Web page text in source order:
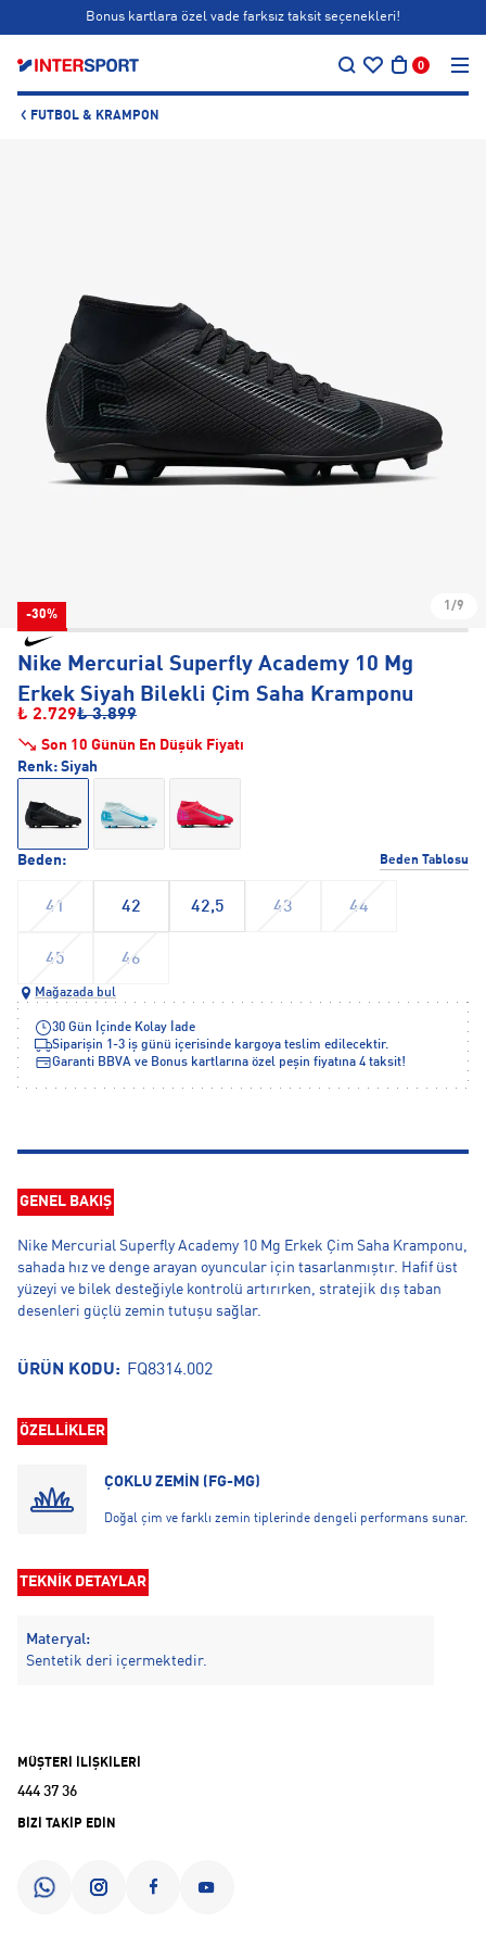
Bonus kartlara özel vade farksız taksit seçenekleri!
0
FUTBOL & KRAMPON
-30%
1/9
Nike Mercurial Superfly Academy 10 Mg
Erkek Siyah Bilekli Çim Saha Kramponu
₺ 2.729₺ 3.899
Son 10 Günün En Düşük Fiyatı
Beden: Beden Tablosu
41 42 42,5 43 44
45 46
Renk: Siyah
Mağazada bul
30 Gün İçinde Kolay İade
Siparişin 1-3 iş günü içerisinde kargoya teslim edilecektir.
Garanti BBVA ve Bonus kartlarına özel peşin fiyatına 4 taksit!
GENEL BAKIŞ
Nike Mercurial Superfly Academy 10 Mg Erkek Çim Saha Kramponu,
sahada hız ve denge arayan oyuncular için tasarlanmıştır. Hafif üst
yüzeyi ve bilek desteğiyle kontrolü artırırken, stratejik dış taban
desenleri güçlü zemin tutuşu sağlar.
ÜRÜN KODU: FQ8314.002
ÖZELLİKLER
ÇOKLU ZEMİN (FG-MG)
Doğal çim ve farklı zemin tiplerinde dengeli performans sunar.
TEKNİK DETAYLAR
Materyal:
Sentetik deri içermektedir.
MÜŞTERİ İLİŞKİLERİ
444 37 36
BİZİ TAKİP EDİN